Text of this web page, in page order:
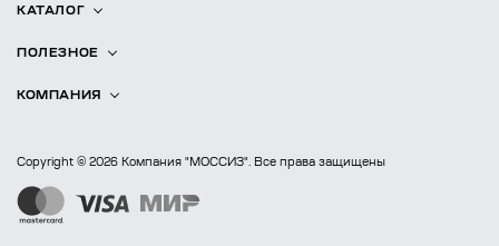
КАТАЛОГ
ПОЛЕЗНОЕ
КОМПАНИЯ
Copyright © 2026 Компания "МОССИЗ". Все права защищены